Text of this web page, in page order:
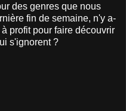
des genres que nous
fin de semaine, n'y a-
profit pour faire découvrir
s'ignorent ?